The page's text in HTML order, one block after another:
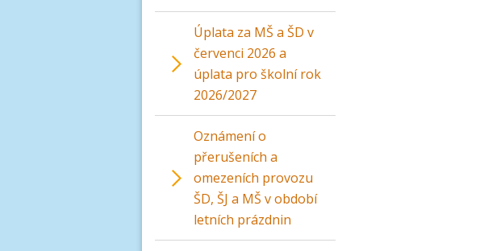
Úplata za MŠ a ŠD v
červenci 2026 a
úplata pro školní rok
2026/2027
Oznámení o
přerušeních a
omezeních provozu
ŠD, ŠJ a MŠ v období
letních prázdnin